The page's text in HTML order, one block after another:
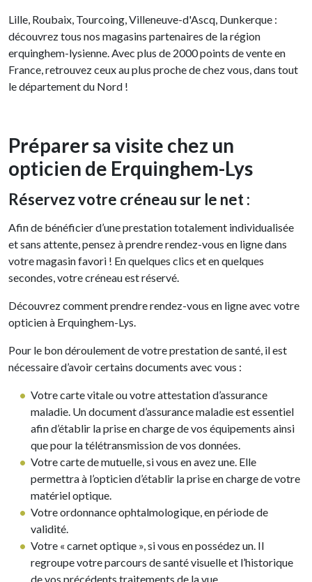
Lille, Roubaix, Tourcoing, Villeneuve-d'Ascq, Dunkerque :
découvrez tous nos magasins partenaires de la région
erquinghem-lysienne. Avec plus de 2000 points de vente en
France, retrouvez ceux au plus proche de chez vous, dans tout
le département du Nord !
Préparer sa visite chez un
opticien de Erquinghem-Lys
Réservez votre créneau sur le net :
Afin de bénéficier d’une prestation totalement individualisée
et sans attente, pensez à prendre rendez-vous en ligne dans
votre magasin favori ! En quelques clics et en quelques
secondes, votre créneau est réservé.
Découvrez comment prendre rendez-vous en ligne avec votre
opticien à Erquinghem-Lys.
Pour le bon déroulement de votre prestation de santé, il est
nécessaire d’avoir certains documents avec vous :
Votre carte vitale ou votre attestation d’assurance
maladie. Un document d’assurance maladie est essentiel
afin d’établir la prise en charge de vos équipements ainsi
que pour la télétransmission de vos données.
Votre carte de mutuelle, si vous en avez une. Elle
permettra à l’opticien d’établir la prise en charge de votre
matériel optique.
Votre ordonnance ophtalmologique, en période de
validité.
Votre « carnet optique », si vous en possédez un. Il
regroupe votre parcours de santé visuelle et l’historique
de vos précédents traitements de la vue.